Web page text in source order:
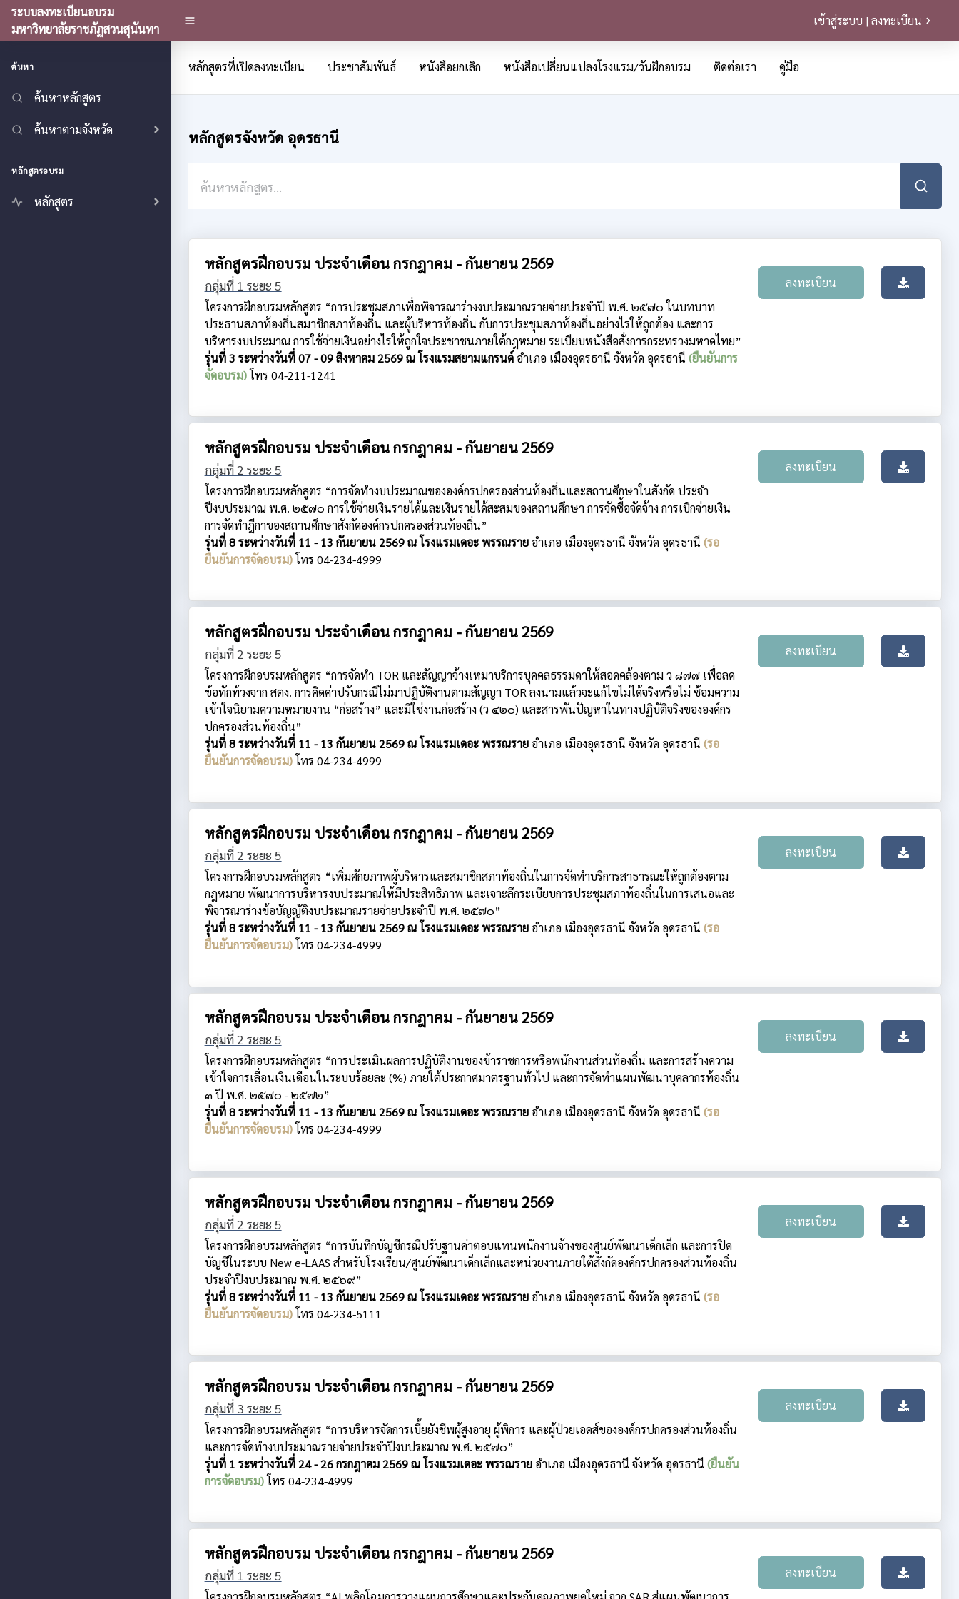
ระบบลงทะเบียนอบรม
มหาวิทยาลัยราชภัฏสวนสุนันทา
เข้าสู่ระบบ | ลงทะเบียน
ค้นหา
ค้นหาหลักสูตร
ค้นหาตามจังหวัด
หลักสูตรอบรม
หลักสูตร
หลักสูตรที่เปิดลงทะเบียน ประชาสัมพันธ์ หนังสือยกเลิก หนังสือเปลี่ยนแปลงโรงแรม/วันฝึกอบรม ติดต่อเรา คู่มือ
หลักสูตรจังหวัด อุดรธานี
หลักสูตรฝึกอบรม ประจำเดือน กรกฎาคม - กันยายน 2569
กลุ่มที่ 1 ระยะ 5
โครงการฝึกอบรมหลักสูตร “การประชุมสภาเพื่อพิจารณาร่างงบประมาณรายจ่ายประจำปี พ.ศ. ๒๕๗๐ ในบทบาท
ประธานสภาท้องถิ่นสมาชิกสภาท้องถิ่น และผู้บริหารท้องถิ่น กับการประชุมสภาท้องถิ่นอย่างไรให้ถูกต้อง และการ
บริหารงบประมาณ การใช้จ่ายเงินอย่างไรให้ถูกใจประชาชนภายใต้กฎหมาย ระเบียบหนังสือสั่งการกระทรวงมหาดไทย”
รุ่นที่ 3 ระหว่างวันที่ 07 - 09 สิงหาคม 2569 ณ โรงแรมสยามแกรนด์ อำเภอ เมืองอุดรธานี จังหวัด อุดรธานี (ยืนยันการ
จัดอบรม)โทร 04-211-1241
ลงทะเบียน
หลักสูตรฝึกอบรม ประจำเดือน กรกฎาคม - กันยายน 2569
กลุ่มที่ 2 ระยะ 5
โครงการฝึกอบรมหลักสูตร “การจัดทำงบประมาณขององค์กรปกครองส่วนท้องถิ่นและสถานศึกษาในสังกัด ประจำ
ปีงบประมาณ พ.ศ. ๒๕๗๐ การใช้จ่ายเงินรายได้และเงินรายได้สะสมของสถานศึกษา การจัดซื้อจัดจ้าง การเบิกจ่ายเงิน
การจัดทำฎีกาของสถานศึกษาสังกัดองค์กรปกครองส่วนท้องถิ่น”
รุ่นที่ 8 ระหว่างวันที่ 11 - 13 กันยายน 2569 ณ โรงแรมเดอะ พรรณราย อำเภอ เมืองอุดรธานี จังหวัด อุดรธานี (รอ
ยืนยันการจัดอบรม)โทร 04-234-4999
ลงทะเบียน
หลักสูตรฝึกอบรม ประจำเดือน กรกฎาคม - กันยายน 2569
กลุ่มที่ 2 ระยะ 5
โครงการฝึกอบรมหลักสูตร “การจัดทำ TOR และสัญญาจ้างเหมาบริการบุคคลธรรมดาให้สอดคล้องตาม ว ๘๗๗ เพื่อลด
ข้อทักท้วงจาก สตง. การคิดค่าปรับกรณีไม่มาปฏิบัติงานตามสัญญา TOR ลงนามแล้วจะแก้ไขไม่ได้จริงหรือไม่ ซ้อมความ
เข้าใจนิยามความหมายงาน “ก่อสร้าง” และมิใช่งานก่อสร้าง (ว ๔๒๐) และสารพันปัญหาในทางปฏิบัติจริงขององค์กร
ปกครองส่วนท้องถิ่น”
รุ่นที่ 8 ระหว่างวันที่ 11 - 13 กันยายน 2569 ณ โรงแรมเดอะ พรรณราย อำเภอ เมืองอุดรธานี จังหวัด อุดรธานี (รอ
ยืนยันการจัดอบรม)โทร 04-234-4999
ลงทะเบียน
หลักสูตรฝึกอบรม ประจำเดือน กรกฎาคม - กันยายน 2569
กลุ่มที่ 2 ระยะ 5
โครงการฝึกอบรมหลักสูตร “เพิ่มศักยภาพผู้บริหารและสมาชิกสภาท้องถิ่นในการจัดทำบริการสาธารณะให้ถูกต้องตาม
กฎหมาย พัฒนาการบริหารงบประมาณให้มีประสิทธิภาพ และเจาะลึกระเบียบการประชุมสภาท้องถิ่นในการเสนอและ
พิจารณาร่างข้อบัญญัติงบประมาณรายจ่ายประจำปี พ.ศ. ๒๕๗๐”
รุ่นที่ 8 ระหว่างวันที่ 11 - 13 กันยายน 2569 ณ โรงแรมเดอะ พรรณราย อำเภอ เมืองอุดรธานี จังหวัด อุดรธานี (รอ
ยืนยันการจัดอบรม)โทร 04-234-4999
ลงทะเบียน
หลักสูตรฝึกอบรม ประจำเดือน กรกฎาคม - กันยายน 2569
กลุ่มที่ 2 ระยะ 5
โครงการฝึกอบรมหลักสูตร “การประเมินผลการปฏิบัติงานของข้าราชการหรือพนักงานส่วนท้องถิ่น และการสร้างความ
เข้าใจการเลื่อนเงินเดือนในระบบร้อยละ (%) ภายใต้ประกาศมาตรฐานทั่วไป และการจัดทำแผนพัฒนาบุคลากรท้องถิ่น
๓ ปี พ.ศ. ๒๕๗๐ - ๒๕๗๒”
รุ่นที่ 8 ระหว่างวันที่ 11 - 13 กันยายน 2569 ณ โรงแรมเดอะ พรรณราย อำเภอ เมืองอุดรธานี จังหวัด อุดรธานี (รอ
ยืนยันการจัดอบรม)โทร 04-234-4999
ลงทะเบียน
หลักสูตรฝึกอบรม ประจำเดือน กรกฎาคม - กันยายน 2569
กลุ่มที่ 2 ระยะ 5
โครงการฝึกอบรมหลักสูตร “การบันทึกบัญชีกรณีปรับฐานค่าตอบแทนพนักงานจ้างของศูนย์พัฒนาเด็กเล็ก และการปิด
บัญชีในระบบ New e-LAAS สำหรับโรงเรียน/ศูนย์พัฒนาเด็กเล็กและหน่วยงานภายใต้สังกัดองค์กรปกครองส่วนท้องถิ่น
ประจำปีงบประมาณ พ.ศ. ๒๕๖๙”
รุ่นที่ 8 ระหว่างวันที่ 11 - 13 กันยายน 2569 ณ โรงแรมเดอะ พรรณราย อำเภอ เมืองอุดรธานี จังหวัด อุดรธานี (รอ
ยืนยันการจัดอบรม)โทร 04-234-5111
ลงทะเบียน
หลักสูตรฝึกอบรม ประจำเดือน กรกฎาคม - กันยายน 2569
กลุ่มที่ 3 ระยะ 5
โครงการฝึกอบรมหลักสูตร “การบริหารจัดการเบี้ยยังชีพผู้สูงอายุ ผู้พิการ และผู้ป่วยเอดส์ขององค์กรปกครองส่วนท้องถิ่น
และการจัดทำงบประมาณรายจ่ายประจำปีงบประมาณ พ.ศ. ๒๕๗๐”
รุ่นที่ 1 ระหว่างวันที่ 24 - 26 กรกฎาคม 2569 ณ โรงแรมเดอะ พรรณราย อำเภอ เมืองอุดรธานี จังหวัด อุดรธานี (ยืนยัน
การจัดอบรม)โทร 04-234-4999
ลงทะเบียน
หลักสูตรฝึกอบรม ประจำเดือน กรกฎาคม - กันยายน 2569
กลุ่มที่ 1 ระยะ 5 ลงทะเบียน